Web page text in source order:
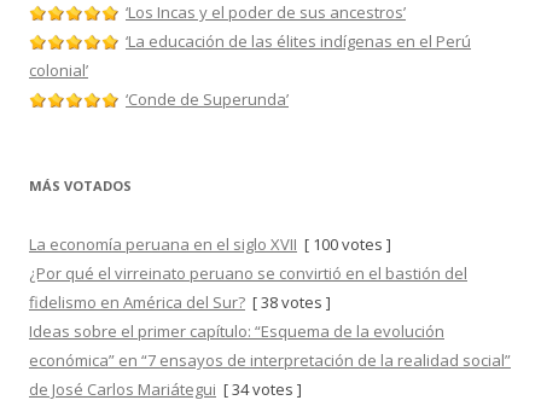
‘Los Incas y el poder de sus ancestros’
‘La educación de las élites indígenas en el Perú
colonial’
‘Conde de Superunda’
MÁS VOTADOS
La economía peruana en el siglo XVII [ 100 votes ]
¿Por qué el virreinato peruano se convirtió en el bastión del
fidelismo en América del Sur? [ 38 votes ]
Ideas sobre el primer capítulo: “Esquema de la evolución
económica” en “7 ensayos de interpretación de la realidad social”
de José Carlos Mariátegui [ 34 votes ]